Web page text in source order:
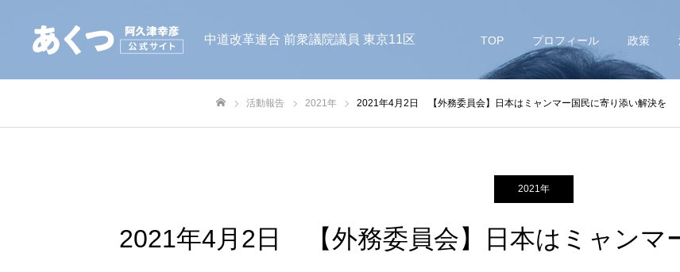
中道改革連合 前衆議院議員 東京11区 TOP プロフィール 政策
活動報告 2021年 2021年4月2日 【外務委員会】日本はミャンマー国民に寄り添い解決を
2021年
2021年4月2日 【外務委員会】日本はミャンマ